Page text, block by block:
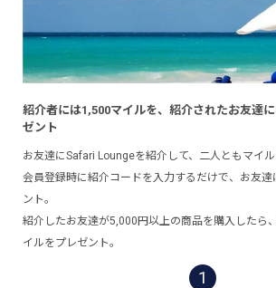
紹介者には1,500マイルを、紹介されたお友達
ゼント
お友達にSafari Loungeを紹介して、二人ともマイル
会員登録時に紹介コードを入力するだけで、お友
ント。
紹介したお友達が5,000円以上の商品を購入したら
イルをプレゼント。
1